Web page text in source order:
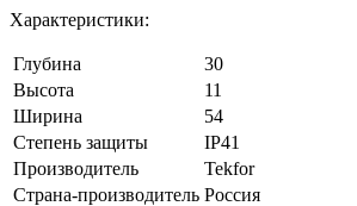
Характеристики:
Глубина
30
Высота
11
Ширина
54
Степень защиты
IP41
Производитель
Tekfor
Страна-производитель Россия